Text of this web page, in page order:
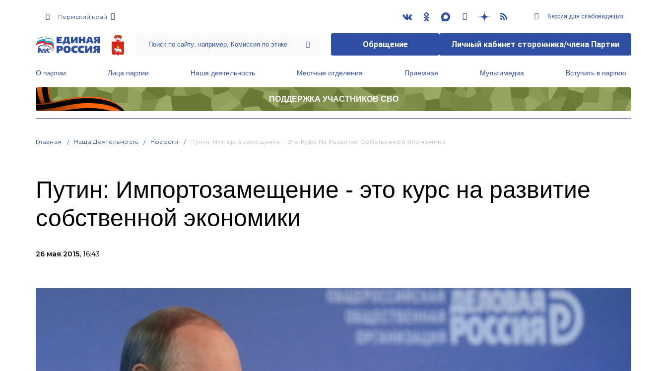
Пермский край Версия для слабовидящих
Обращение Личный кабинет сторонника/члена Партии
О партии Лица партии Наша деятельность Местные отделения Приемная Мультимедиа Вступить в партию
ПОДДЕРЖКА УЧАСТНИКОВ СВО
Главная Наша Деятельность Новости Путин: Импортозамещение - Это Курс На Развитие Собственной Экономики
Путин: Импортозамещение - это курс на развитие
собственной экономики
26 мая 2015, 16:43